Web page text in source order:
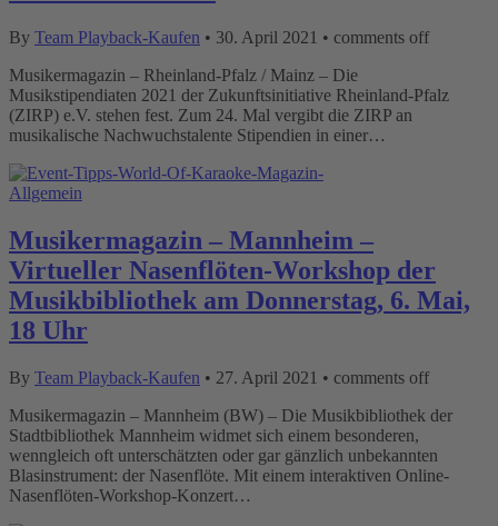
By Team Playback-Kaufen • 30. April 2021 • comments off
Musikermagazin – Rheinland-Pfalz / Mainz – Die
Musikstipendiaten 2021 der Zukunftsinitiative Rheinland-Pfalz
(ZIRP) e.V. stehen fest. Zum 24. Mal vergibt die ZIRP an
musikalische Nachwuchstalente Stipendien in einer…
Allgemein
Musikermagazin – Mannheim –
Virtueller Nasenflöten-Workshop der
Musikbibliothek am Donnerstag, 6. Mai,
18 Uhr
By Team Playback-Kaufen • 27. April 2021 • comments off
Musikermagazin – Mannheim (BW) – Die Musikbibliothek der
Stadtbibliothek Mannheim widmet sich einem besonderen,
wenngleich oft unterschätzten oder gar gänzlich unbekannten
Blasinstrument: der Nasenflöte. Mit einem interaktiven Online-
Nasenflöten-Workshop-Konzert…